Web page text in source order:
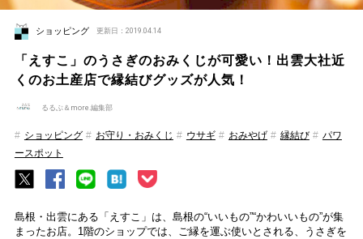
ショッピング 更新日：2019.04.14
「えすこ」のうさぎのおみくじが可愛い！出雲大社近
くのお土産店で縁結びグッズが人気！
るるぶ＆more.編集部
ショッピング お守り・おみくじ ウサギ おみやげ 縁結び
パワ
ースポット
島根・出雲にある「えすこ」は、島根の“いいもの”“かわいいもの”が集
まったお店。1階のショップでは、ご縁を運ぶ使いとされる、うさぎを